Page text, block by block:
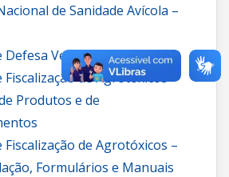
de Sanidade Avícola –
Defesa Vegetal – GDV
Fiscalização de Agrotóxicos –
Produtos e de
Fiscalização de Agrotóxicos –
Formulários e Manuais